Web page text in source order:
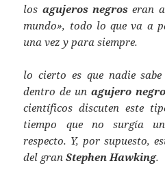
los agujeros negros eran
mundo», todo lo que va a
una vez y para siempre.
lo cierto es que nadie
dentro de unagujero
científicos discuten este
tiempo que no surgía
respecto. Y, por supuesto,
del granStephen Hawking.